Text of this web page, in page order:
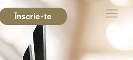
Înscrie-te